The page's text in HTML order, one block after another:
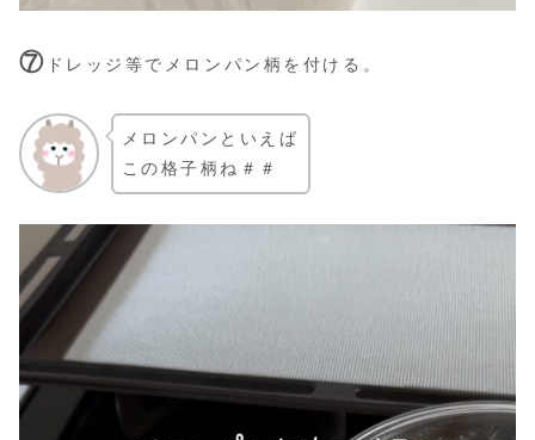
⑦ ドレッジ等でメロンパン柄を付ける。
メロンパンといえば
この格子柄ね＃＃